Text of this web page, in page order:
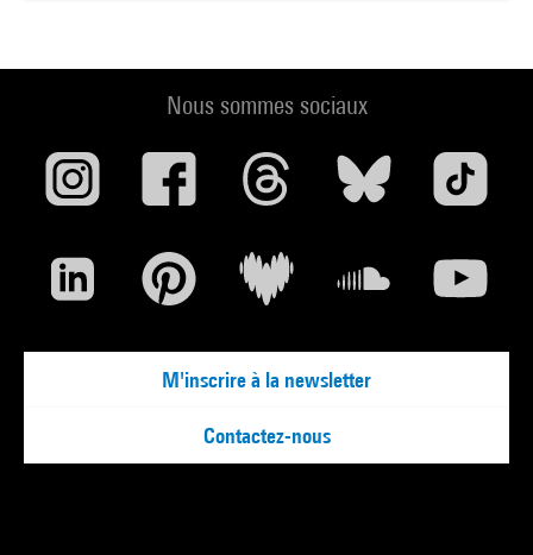
Nous sommes sociaux
M'inscrire à la newsletter
Contactez-nous